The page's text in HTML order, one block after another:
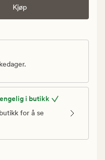
Kjøp
i butikk
for å se